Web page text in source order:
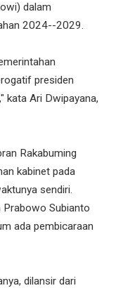
dalam
2024--2029.
presiden
kata Ari Dwipayana,
Rakabuming
kabinet pada
sendiri.
Prabowo Subianto
ada pembicaraan
dilansir dari